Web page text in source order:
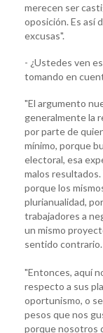
merecen ser
oposición. Es así
excusas".
- ¿Ustedes ven
tomando en
"El argumento
generalmente la
por parte de
mínimo, porque
electoral, esa
malos
porque los
plurianualidad,
trabajadores a
un mismo
sentido contrario.
"Entonces, aquí
respecto a sus
oportunismo, o
pesos que nos
porque nosotros